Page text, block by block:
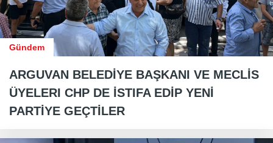
Gündem
ARGUVAN BELEDİYE BAŞKANI VE MECLİS
ÜYELERI CHP DE İSTIFA EDİP YENİ
PARTİYE GEÇTİLER